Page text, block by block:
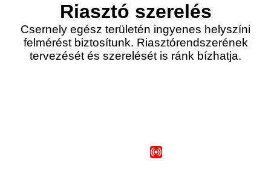
Riasztó szerelés
Csernely egész területén ingyenes helyszíni
felmérést biztosítunk. Riasztórendszerének
tervezését és szerelését is ránk bízhatja.